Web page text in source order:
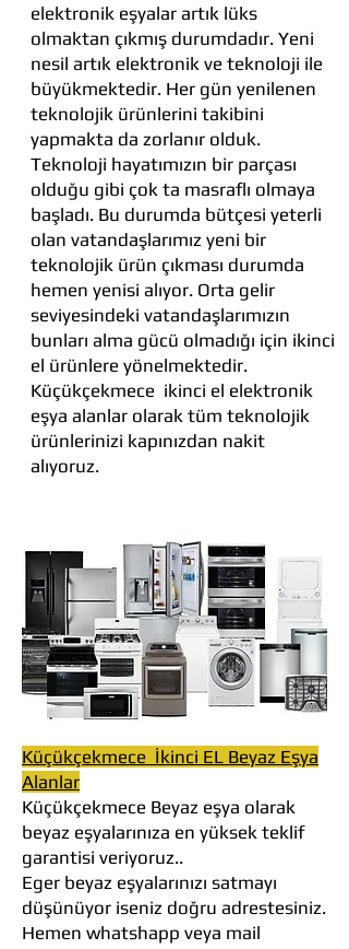
elektronik eşyalar artık lüks
olmaktan çıkmış durumdadır. Yeni
nesil artık elektronik ve teknoloji ile
büyükmektedir. Her gün yenilenen
teknolojik ürünlerini takibini
yapmakta da zorlanır olduk.
Teknoloji hayatımızın bir parçası
olduğu gibi çok ta masraflı olmaya
başladı. Bu durumda bütçesi yeterli
olan vatandaşlarımız yeni bir
teknolojik ürün çıkması durumda
hemen yenisi alıyor. Orta gelir
seviyesindeki vatandaşlarımızın
bunları alma gücü olmadığı için ikinci
el ürünlere yönelmektedir.
Küçükçekmece ikinci el elektronik
eşya alanlar olarak tüm teknolojik
ürünlerinizi kapınızdan nakit
alıyoruz.
Küçükçekmece İkinci EL Beyaz Eşya
Alanlar
Küçükçekmece Beyaz eşya olarak
beyaz eşyalarınıza en yüksek teklif
garantisi veriyoruz..
Eger beyaz eşyalarınızı satmayı
düşünüyor iseniz doğru adrestesiniz.
Hemen whatshapp veya mail